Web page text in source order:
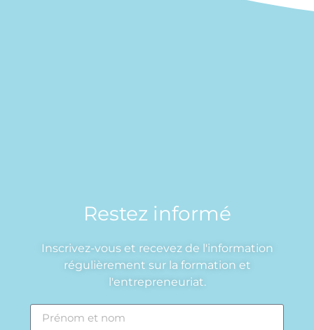
Restez informé
Inscrivez-vous et recevez de l'information
régulièrement sur la formation et
l'entrepreneuriat.